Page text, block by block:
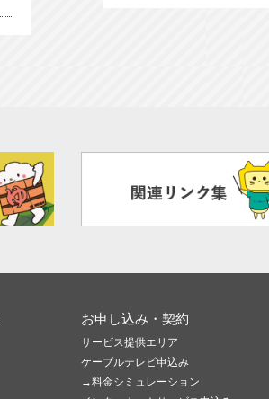
お申し込み・契約
サービス提供エリア
ケーブルテレビ申込み
→料金シミュレーション